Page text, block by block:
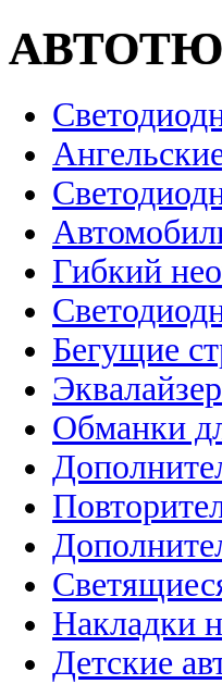
Гибкий
Бегущие
Обманки
Накладки
Детские